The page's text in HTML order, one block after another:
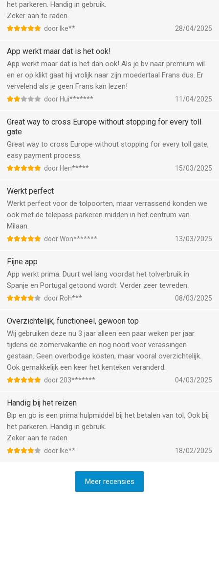
het parkeren. Handig in gebruik.
Zeker aan te raden.
door Ike** 28/04/2025
App werkt maar dat is het ook!
App werkt maar dat is het dan ook! Als je bv naar premium wil
en er op klikt gaat hij vrolijk naar zijn moedertaal Frans dus. Er
vervelend als je geen Frans kan lezen!
door Hui******* 11/04/2025
Great way to cross Europe without stopping for every toll
gate
Great way to cross Europe without stopping for every toll gate,
easy payment process.
door Hen***** 15/03/2025
Werkt perfect
Werkt perfect voor de tolpoorten, maar verrassend konden we
ook met de telepass parkeren midden in het centrum van
Milaan.
door Won******* 13/03/2025
Fijne app
App werkt prima. Duurt wel lang voordat het tolverbruik in
Spanje en Portugal getoond wordt. Verder zeer tevreden.
door Roh*** 08/03/2025
Overzichtelijk, functioneel, gewoon top
Wij gebruiken deze nu 3 jaar alleen een paar weken per jaar
tijdens de zomervakantie en nog nooit voor verassingen
gestaan. Geen overbodige kosten, maar vooral overzichtelijk.
Ook gemakkelijk een keer het kenteken veranderd.
door 203******* 04/03/2025
Handig bij het reizen
Bip en go is een prima hulpmiddel bij het betalen van tol. Ook bij
het parkeren. Handig in gebruik.
Zeker aan te raden.
door Ike** 18/02/2025
Meer recensies